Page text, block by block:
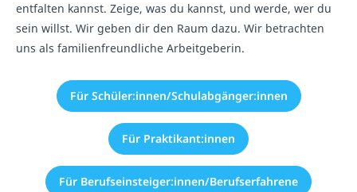
entfalten kannst. Zeige, was du kannst, und werde, wer du
sein willst. Wir geben dir den Raum dazu. Wir betrachten
uns als familienfreundliche Arbeitgeberin.
Für Schüler:innen/Schulabgänger:innen
Für Praktikant:innen
Für Berufseinsteiger:innen/Berufserfahrene